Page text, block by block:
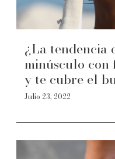
¿La tendencia
minúsculo con
y te cubre el
Julio 23, 2022